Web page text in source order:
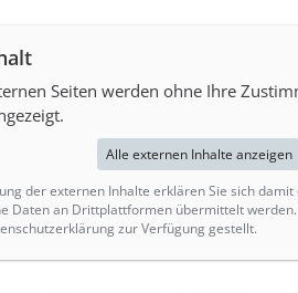
Seiten werden ohne Ihre
Alle externen Inhalte anzeigen
der externen Inhalte erklären Sie sich damit
Daten an Drittplattformen übermittelt
zur Verfügung gestellt.